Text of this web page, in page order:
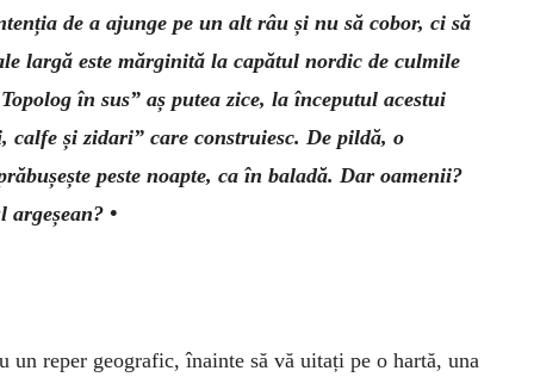
de a ajunge pe un alt râu și nu să cobor, ci să
largă este mărginită la capătul nordic de culmile
în sus” aș putea zice, la începutul acestui
calfe și zidari” care construiesc. De pildă, o
peste noapte, ca în baladă. Dar oamenii?
argeșean? •
un reper geografic, înainte să vă uitați pe o hartă, una